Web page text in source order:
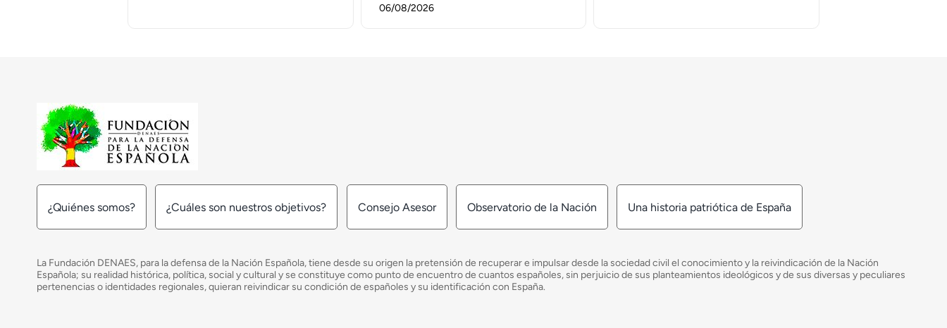
06/08/2026
¿Quiénes somos? ¿Cuáles son nuestros objetivos? Consejo Asesor Observatorio de la Nación Una historia patriótica de España
La Fundación DENAES, para la defensa de la Nación Española, tiene desde su origen la pretensión de recuperar e impulsar desde la sociedad civil el conocimiento y la reivindicación de la Nación
Española; su realidad histórica, política, social y cultural y se constituye como punto de encuentro de cuantos españoles, sin perjuicio de sus planteamientos ideológicos y de sus diversas y peculiares
pertenencias o identidades regionales, quieran reivindicar su condición de españoles y su identificación con España.